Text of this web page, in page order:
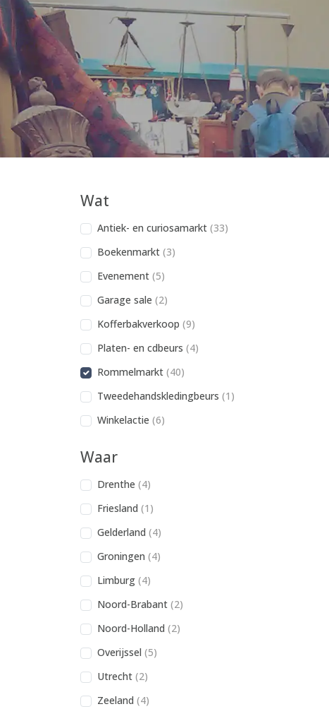
Wat
Antiek- en curiosamarkt (33)
Boekenmarkt (3)
Evenement (5)
Garage sale (2)
Kofferbakverkoop (9)
Platen- en cdbeurs (4)
Rommelmarkt (40)
Tweedehandskledingbeurs (1)
Winkelactie (6)
Waar
Drenthe (4)
Friesland (1)
Gelderland (4)
Groningen (4)
Limburg (4)
Noord-Brabant (2)
Noord-Holland (2)
Overijssel (5)
Utrecht (2)
Zeeland (4)